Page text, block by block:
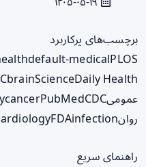
برچسب‌های پرکاربرد
default-medicalPLOS
brainScienceDaily Health
عمومی
cancerPubMedCDC
روان
FDAinfection
راهنمای سریع